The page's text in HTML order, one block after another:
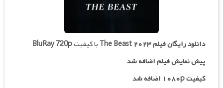
دانلود رایگان فیلمThe Beast ۲۰۲۳ با کیفیتBluRay 720p
پیش نمایش فیلم اضافه شد
کیفیت ۱۰۸۰p اضافه شد